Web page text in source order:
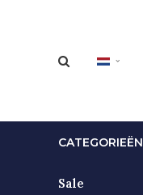
CATEGORIEËN
Sale